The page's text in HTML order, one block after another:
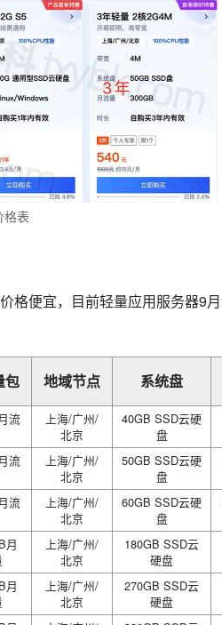
格表
格便宜，目前轻量应用服务器9
包 地域节点 系统盘
流
上海/广州/
北京
40GB SSD云硬
盘
流
上海/广州/
北京
50GB SSD云硬
盘
流
上海/广州/
北京
60GB SSD云硬
盘
月
上海/广州/
北京
180GB SSD云
硬盘
月
上海/广州/
北京
270GB SSD云
硬盘